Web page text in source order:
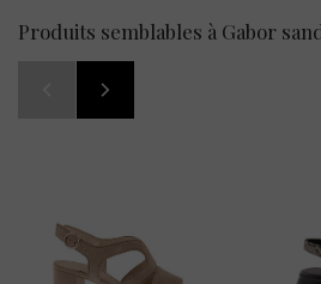
Produits semblables à Gabor